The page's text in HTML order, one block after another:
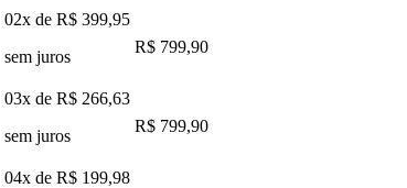
02x de R$ 399,95
sem juros
R$ 799,90
03x de R$ 266,63
sem juros
R$ 799,90
04x de R$ 199,98